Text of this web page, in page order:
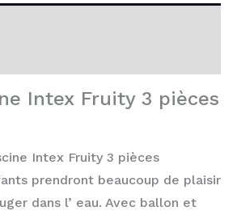
Intex Fruity 3 pièces
Intex Fruity 3 pièces
prendront beaucoup de plaisir
dans l’ eau. Avec ballon et